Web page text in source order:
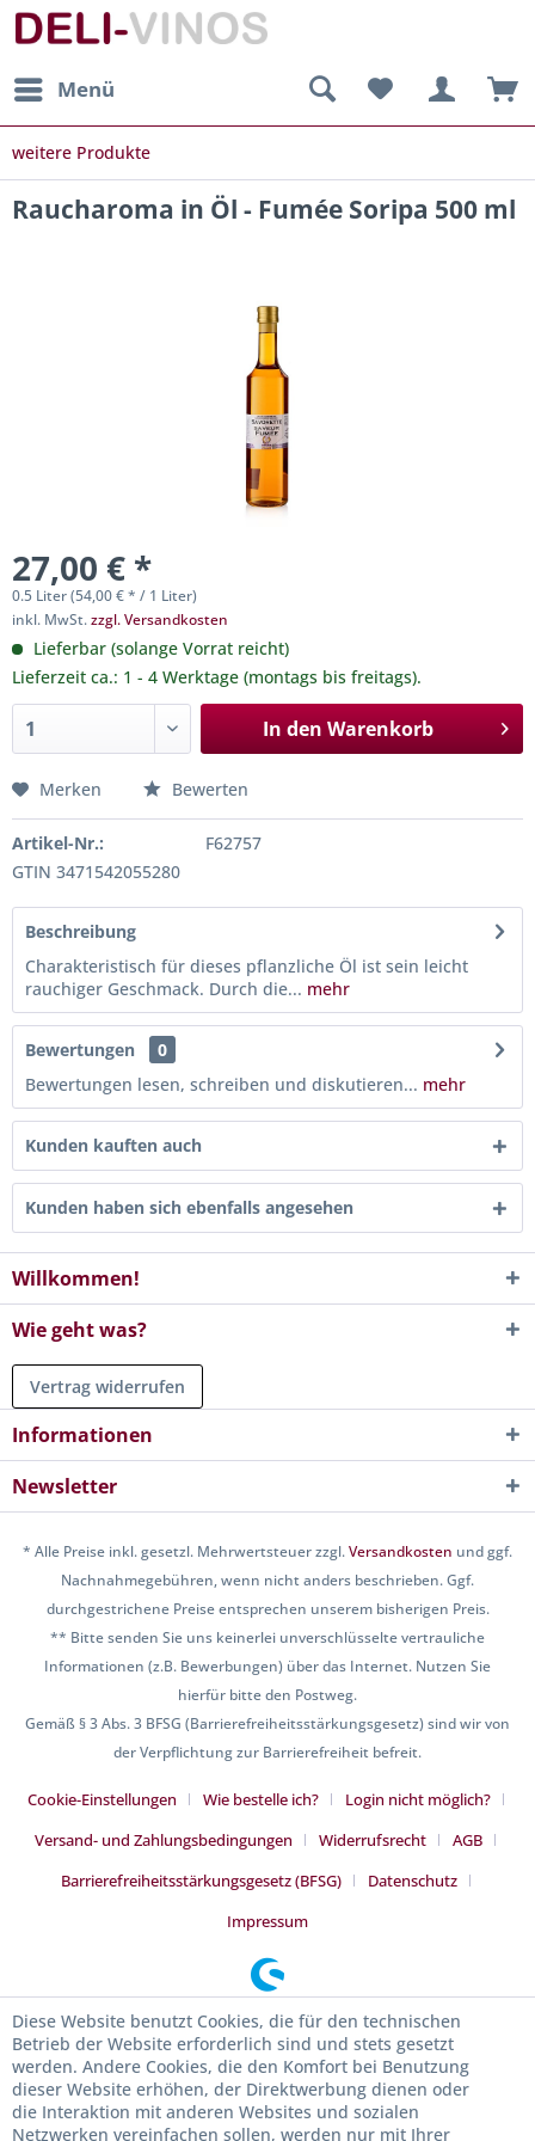
Menü
weitere Produkte
Raucharoma in Öl - Fumée Soripa 500 ml
27,00 € *
0.5 Liter (54,00 € * / 1 Liter)
inkl. MwSt.zzgl. Versandkosten
Lieferbar (solange Vorrat reicht)
Lieferzeit ca.: 1 - 4 Werktage (montags bis freitags).
In den Warenkorb
Merken Bewerten
Artikel-Nr.:
F62757
GTIN 3471542055280
Beschreibung
Charakteristisch für dieses pflanzliche Öl ist sein leicht
rauchiger Geschmack. Durch die... mehr
Bewertungen
0
Bewertungen lesen, schreiben und diskutieren... mehr
Kunden kauften auch
Kunden haben sich ebenfalls angesehen
Willkommen!
Wie geht was?
Vertrag widerrufen
Informationen
Newsletter
* Alle Preise inkl. gesetzl. Mehrwertsteuer zzgl.Versandkosten und ggf.
Nachnahmegebühren, wenn nicht anders beschrieben. Ggf.
durchgestrichene Preise entsprechen unserem bisherigen Preis.
** Bitte senden Sie uns keinerlei unverschlüsselte vertrauliche
Informationen (z.B. Bewerbungen) über das Internet. Nutzen Sie
hierfür bitte den Postweg.
Gemäß § 3 Abs. 3 BFSG (Barrierefreiheitsstärkungsgesetz) sind wir von
der Verpflichtung zur Barrierefreiheit befreit.
Cookie-Einstellungen Wie bestelle ich?
Login nicht möglich?
Versand- und Zahlungsbedingungen
Widerrufsrecht
AGB
Barrierefreiheitsstärkungsgesetz (BFSG)
Datenschutz
Impressum
Diese Website benutzt Cookies, die für den technischen
Betrieb der Website erforderlich sind und stets gesetzt
werden. Andere Cookies, die den Komfort bei Benutzung
dieser Website erhöhen, der Direktwerbung dienen oder
die Interaktion mit anderen Websites und sozialen
Netzwerken vereinfachen sollen, werden nur mit Ihrer